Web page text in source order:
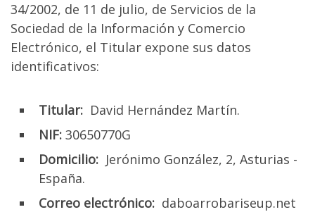
34/2002, de 11 de julio, de Servicios de la
Sociedad de la Información y Comercio
Electrónico, el Titular expone sus datos
identificativos:
Titular: David Hernández Martín.
NIF: 30650770G
Domicilio: Jerónimo González, 2, Asturias -
España.
Correo electrónico: daboarrobariseup.net